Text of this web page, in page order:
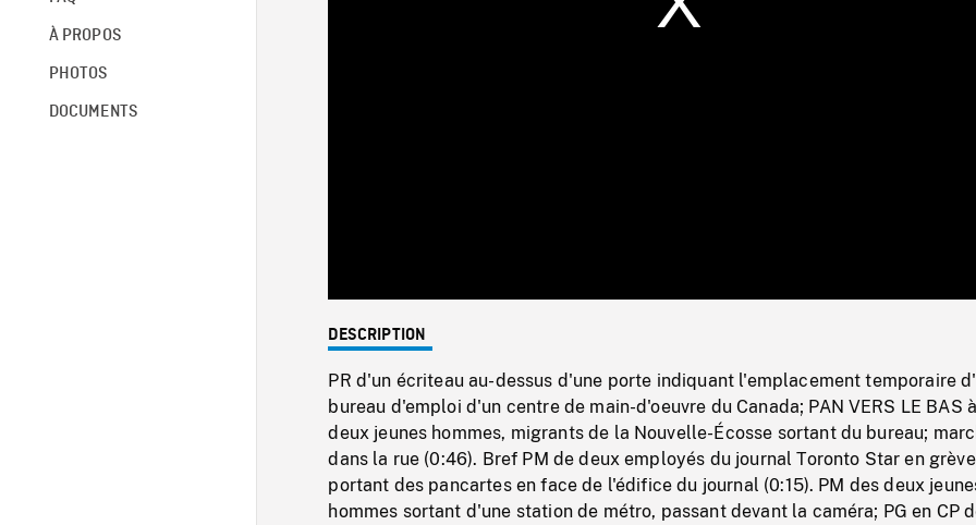
À PROPOS
PHOTOS
DOCUMENTS
0%
DESCRIPTION
PR d'un écriteau au-dessus d'une porte indiquant l'emplacement temporaire
bureau d'emploi d'un centre de main-d'oeuvre du Canada; PAN VERS LE BAS
deux jeunes hommes, migrants de la Nouvelle-Écosse sortant du bureau;
dans la rue (0:46). Bref PM de deux employés du journal Toronto Star en
portant des pancartes en face de l'édifice du journal (0:15). PM des deux
hommes sortant d'une station de métro, passant devant la caméra; PG en CP